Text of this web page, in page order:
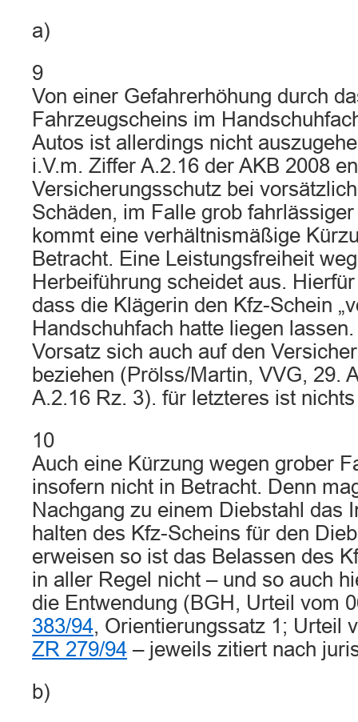
a)
9
Von einer Gefahrerhöhung durch
Fahrzeugscheins im
Autos ist allerdings nicht
i.V.m. Ziffer A.2.16 der AKB 2008
Versicherungsschutz bei
Schäden, im Falle grob
kommt eine verhältnismäßige
Betracht. Eine Leistungsfreiheit
Herbeiführung scheidet aus.
dass die Klägerin den Kfz-Schein
Handschuhfach hatte liegen
Vorsatz sich auch auf den
beziehen (Prölss/Martin, VVG, 29.
A.2.16 Rz. 3). für letzteres ist
10
Auch eine Kürzung wegen grober
insofern nicht in Betracht. Denn
Nachgang zu einem Diebstahl das
halten des Kfz-Scheins für den
erweisen so ist das Belassen des
in aller Regel nicht – und so auch
die Entwendung (BGH, Urteil vom
383/94, Orientierungssatz 1; Urteil
ZR 279/94 – jeweils zitiert nach
b)